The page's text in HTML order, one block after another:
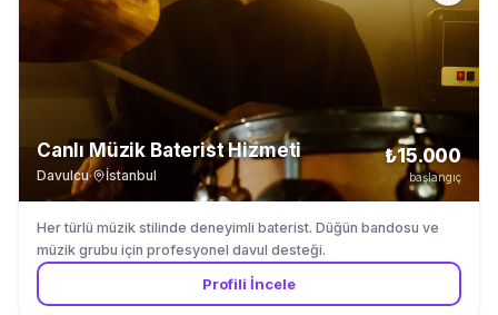
Canlı Müzik Baterist Hizmeti
Davulcu· İstanbul
₺15.000
başlangıç
Her türlü müzik stilinde deneyimli baterist. Düğün bandosu ve
müzik grubu için profesyonel davul desteği.
Profili İncele